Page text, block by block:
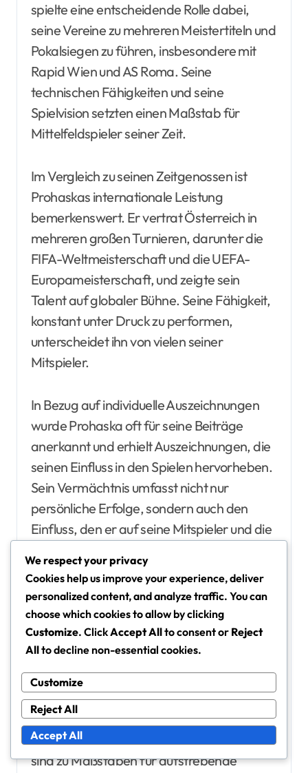
spielte eine entscheidende Rolle dabei,
seine Vereine zu mehreren Meistertiteln und
Pokalsiegen zu führen, insbesondere mit
Rapid Wien und AS Roma. Seine
technischen Fähigkeiten und seine
Spielvision setzten einen Maßstab für
Mittelfeldspieler seiner Zeit.
Im Vergleich zu seinen Zeitgenossen ist
Prohaskas internationale Leistung
bemerkenswert. Er vertrat Österreich in
mehreren großen Turnieren, darunter die
FIFA-Weltmeisterschaft und die UEFA-
Europameisterschaft, und zeigte sein
Talent auf globaler Bühne. Seine Fähigkeit,
konstant unter Druck zu performen,
unterscheidet ihn von vielen seiner
Mitspieler.
In Bezug auf individuelle Auszeichnungen
wurde Prohaska oft für seine Beiträge
anerkannt und erhielt Auszeichnungen, die
seinen Einfluss in den Spielen hervorheben.
Sein Vermächtnis umfasst nicht nur
persönliche Erfolge, sondern auch den
Einfluss, den er auf seine Mitspieler und die
Österreich hatte.
Vermächtnis im Kontext der
österreichischen
Fußballgeschichte
Prohaskas Vermächtnis im österreichischen
Fußball ist tiefgreifend und beeinflusst
Generationen von Spielern, die ihm folgten.
Sein Spielstil und sein taktisches Verständnis
sind zu Maßstäben für aufstrebende
We respect your privacy
Cookies help us improve your experience, deliver
personalized content, and analyze traffic. You can
choose which cookies to allow by clicking
Customize. ClickAccept Allto consent or Reject
Allto decline non-essential cookies.
Customize
Reject All
Accept All